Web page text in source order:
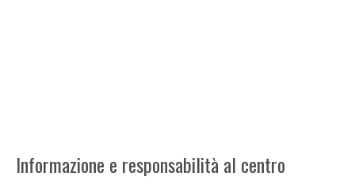
Informazione e responsabilità al centro